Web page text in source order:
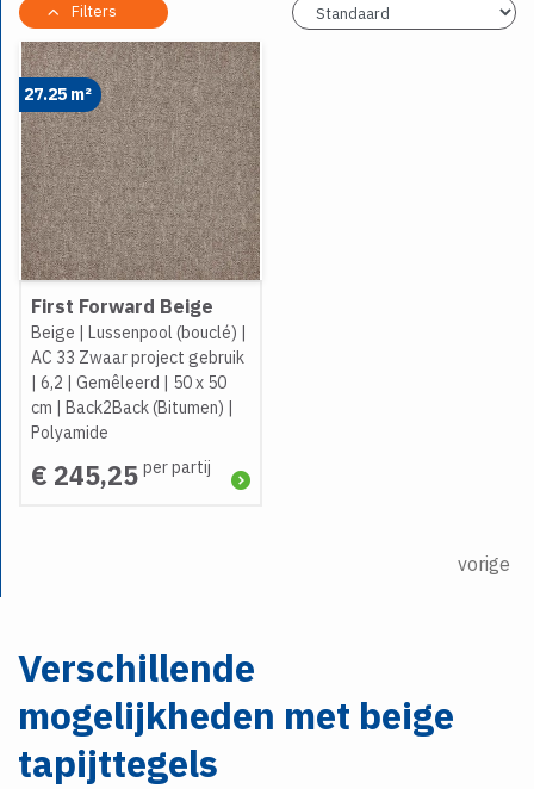
Filters
27.25 m²
First Forward Beige
Beige | Lussenpool (bouclé) |
AC 33 Zwaar project gebruik
| 6,2 | Gemêleerd | 50 x 50
cm | Back2Back (Bitumen) |
Polyamide
€ 245,25 per partij
vorige
Verschillende
mogelijkheden met beige
tapijttegels